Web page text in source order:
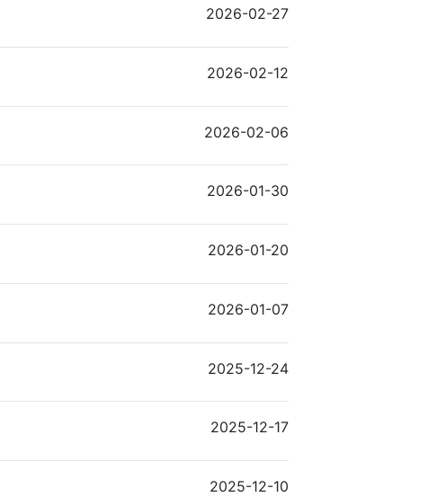
2026-02-27
2026-02-12
2026-02-06
2026-01-30
2026-01-20
2026-01-07
2025-12-24
2025-12-17
2025-12-10